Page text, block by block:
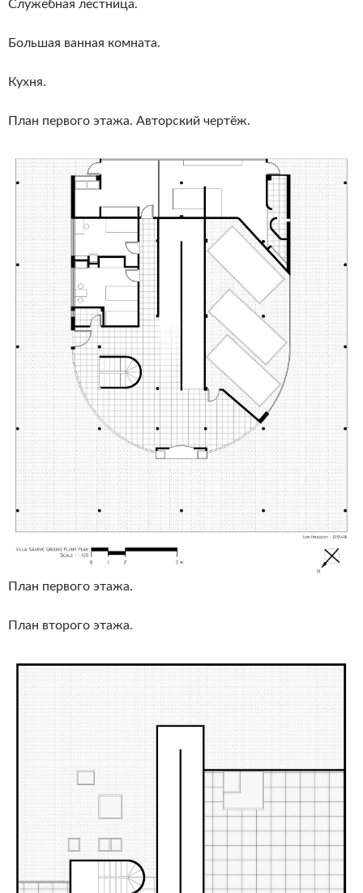
Служебная лестница.
Большая ванная комната.
Кухня.
План первого этажа. Авторский чертёж.
План первого этажа.
План второго этажа.